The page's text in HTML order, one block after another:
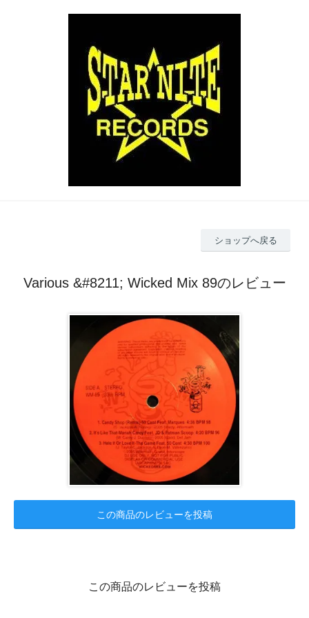
ショップへ戻る
Various &#8211; Wicked Mix 89のレビュー
この商品のレビューを投稿
この商品のレビューを投稿